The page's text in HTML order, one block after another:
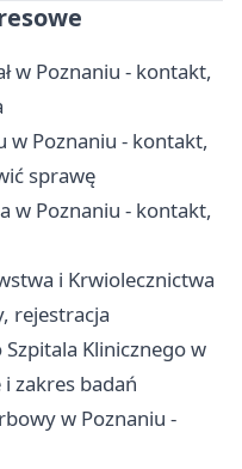
w Poznaniu - kontakt,
w Poznaniu - kontakt,
sprawę
w Poznaniu - kontakt,
i Krwiolecznictwa
rejestracja
Klinicznego w
zakres badań
w Poznaniu -